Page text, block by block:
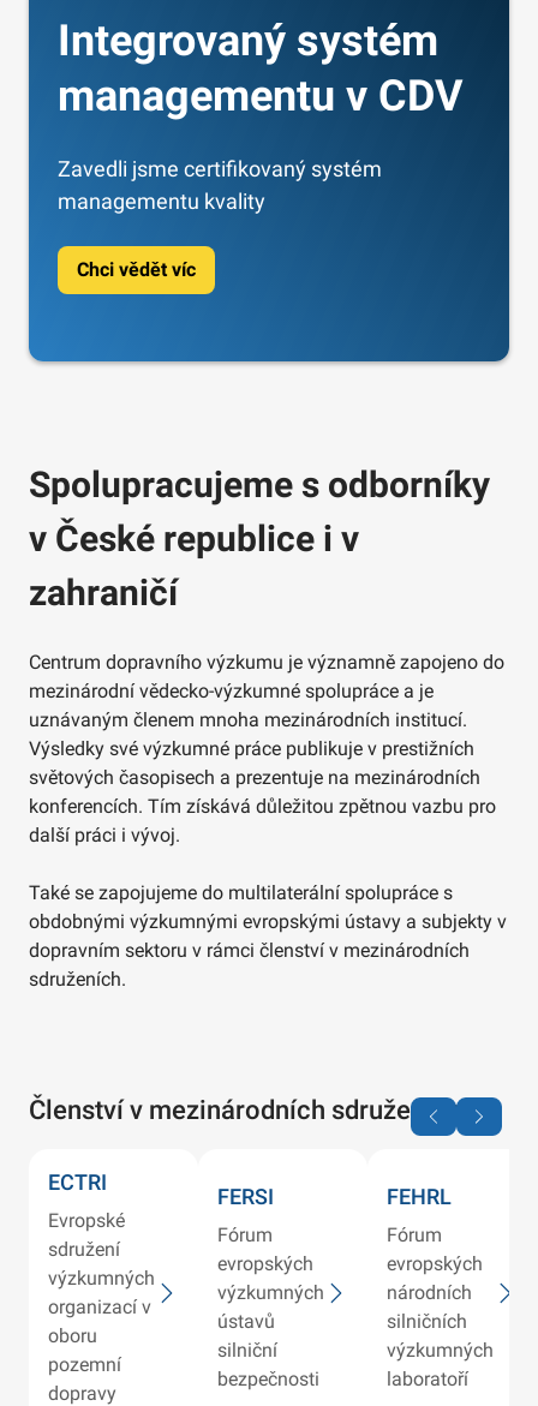
Integrovaný systém
managementu v CDV
Zavedli jsme certifikovaný systém
managementu kvality
Chci vědět víc
Spolupracujeme s odborníky
v České republice i v
zahraničí
Centrum dopravního výzkumu je významně zapojeno do
mezinárodní vědecko-výzkumné spolupráce a je
uznávaným členem mnoha mezinárodních institucí.
Výsledky své výzkumné práce publikuje v prestižních
světových časopisech a prezentuje na mezinárodních
konferencích. Tím získává důležitou zpětnou vazbu pro
další práci i vývoj.
Také se zapojujeme do multilaterální spolupráce s
obdobnými výzkumnými evropskými ústavy a subjekty v
dopravním sektoru v rámci členství v mezinárodních
sdruženích.
Členství v mezinárodních sdruženích
ECTRI
Evropské
sdružení
výzkumných
organizací v
oboru
pozemní
dopravy
FERSI
Fórum
evropských
výzkumných
ústavů
silniční
bezpečnosti
FEHRL
Fórum
evropských
národních
silničních
výzkumných
laboratoří